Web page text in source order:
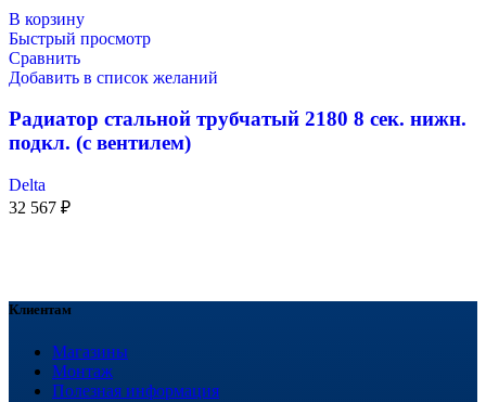
В корзину
Быстрый просмотр
Сравнить
Добавить в список желаний
Радиатор стальной трубчатый 2180 8 сек. нижн.
подкл. (с вентилем)
Delta
32 567 ₽
Клиентам
Магазины
Монтаж
Полезная информация